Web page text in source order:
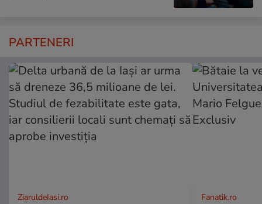
PARTENERI
ZiaruldeIasi.ro Fanatik.ro